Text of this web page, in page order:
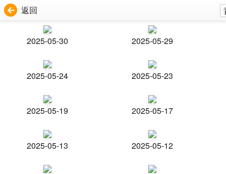
返回
2025-05-30 2025-05-29
2025-05-24 2025-05-23
2025-05-19 2025-05-17
2025-05-13 2025-05-12